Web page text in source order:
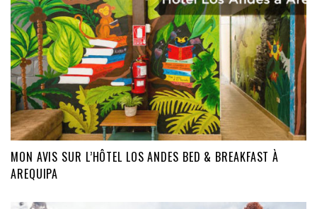
MON AVIS SUR L’HÔTEL LOS ANDES BED & BREAKFAST À
AREQUIPA